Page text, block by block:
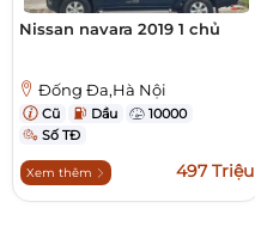
Nissan navara 2019 1 chủ
Đống Đa,Hà Nội
Cũ Dầu
10000
Số TĐ
Xem thêm 497 Triệu